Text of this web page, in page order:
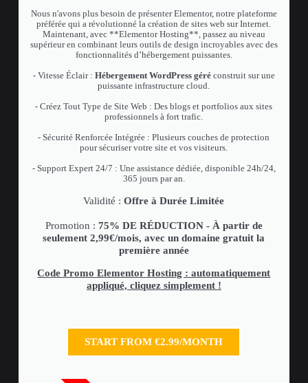
Nous n'avons plus besoin de présenter Elementor, notre plateforme
préférée qui a révolutionné la création de sites web sur Internet.
Maintenant, avec **Elementor Hosting**, passez au niveau
supérieur en combinant leurs outils de design incroyables avec des
fonctionnalités d’hébergement puissantes.
- Vitesse Éclair : Hébergement WordPress géréconstruit sur une
puissante infrastructure cloud.
- Créez Tout Type de Site Web : Des blogs et portfolios aux sites
professionnels à fort trafic.
- Sécurité Renforcée Intégrée : Plusieurs couches de protection
pour sécuriser votre site et vos visiteurs.
- Support Expert 24/7 : Une assistance dédiée, disponible 24h/24,
365 jours par an.
Validité :Offre à Durée Limitée
Promotion : 75% DE RÉDUCTION - À partir de
seulement 2,99€/mois, avec un domaine gratuit la
première année
Code Promo Elementor Hosting : automatiquement
appliqué, cliquez simplement !
START FROM €2.99/MONTH